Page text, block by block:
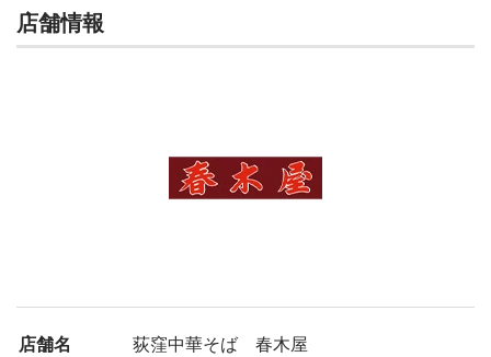
店舗情報
店舗名 荻窪中華そば 春木屋